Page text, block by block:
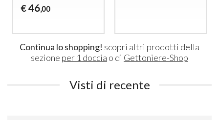
€ 46,00
Continua lo shopping! scopri altri prodotti della
sezione per 1 doccia o di Gettoniere-Shop
Visti di recente